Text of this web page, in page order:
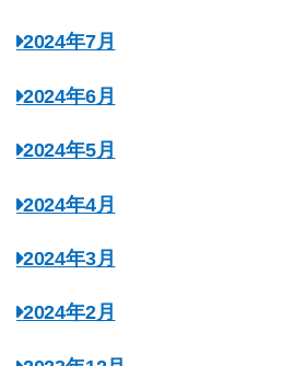
2024年7月
2024年6月
2024年5月
2024年4月
2024年3月
2024年2月